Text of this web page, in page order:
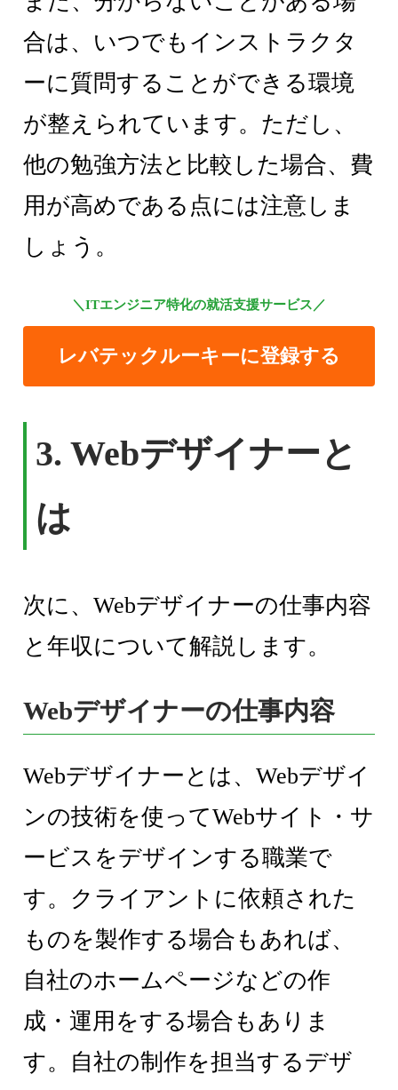
合は、いつでもインストラクタ
ーに質問することができる環境
が整えられています。ただし、
他の勉強方法と比較した場合、費
用が高めである点には注意しま
しょう。
＼ITエンジニア特化の就活支援サービス／
レバテックルーキーに登録する
3. Webデザイナーと
は
次に、Webデザイナーの仕事内容
と年収について解説します。
Webデザイナーの仕事内容
Webデザイナーとは、Webデザイ
ンの技術を使ってWebサイト・サ
ービスをデザインする職業で
す。クライアントに依頼された
ものを製作する場合もあれば、
自社のホームページなどの作
成・運用をする場合もありま
す。自社の制作を担当するデザ